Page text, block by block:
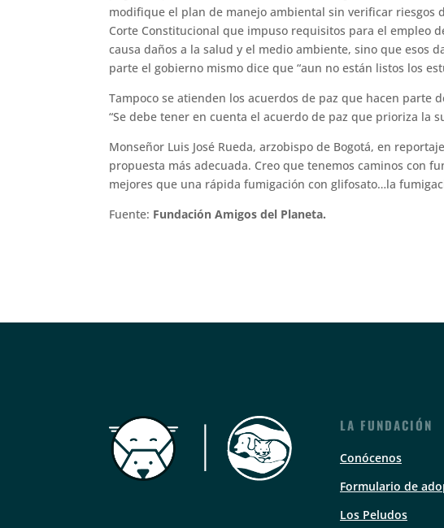
modifique el plan de manejo ambiental sin verificar riesgos
Corte Constitucional que impuso requisitos para el empleo
causa daños a la salud y el medio ambiente, sino que esos
parte el gobierno mismo dice que “aun no están listos los
Tampoco se atienden los acuerdos de paz que hacen parte
“Se debe tener en cuenta el acuerdo de paz que prioriza la
Monseñor Luis José Rueda, arzobispo de Bogotá, en
propuesta más adecuada. Creo que tenemos caminos con
mejores que una rápida fumigación con glifosato…la
Fuente: Fundación Amigos del Planeta.
LA FUNDACIÓN
Conócenos
Formulario de
Los Peludos